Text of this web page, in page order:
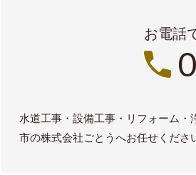
お電話
水道工事・設備工事・リフォーム
市の株式会社ごとうへお任せくださ